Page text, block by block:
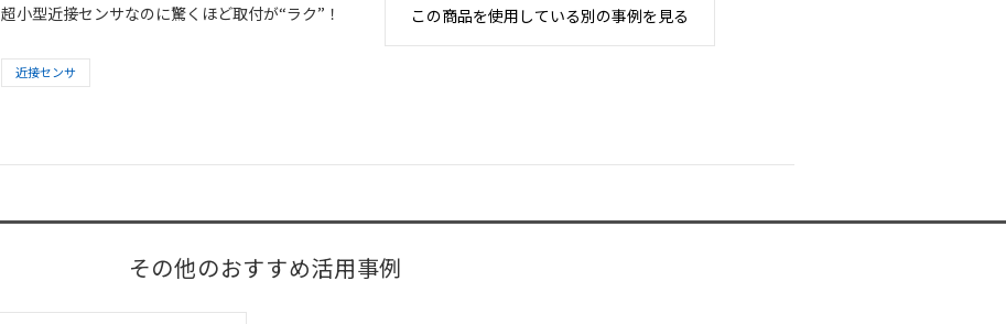
超小型近接センサなのに驚くほど取付が“ラク”！
近接センサ
この商品を使用している別の事例を見る
その他のおすすめ活用事例